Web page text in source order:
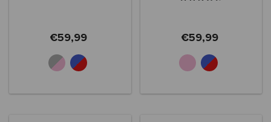
€59,99 €59,99